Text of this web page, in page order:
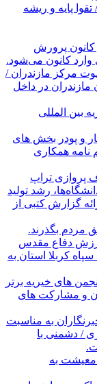
پایه و ریشه
در کانون پرورش
کانون می‌شود.
مرکز مازندران /
مازندران در داخل
بین المللی
و پودر بخش های
نامه همکاری
پروازی تراپ
رشد تولید
گزارش کتبی از
حق مردم بگذرند.
ارزش دفاع مقدس
کربلا استان به
های خیریه برتر
و مشارکت های
به مناسبت
/ دشمنی با
کمک معیشت به